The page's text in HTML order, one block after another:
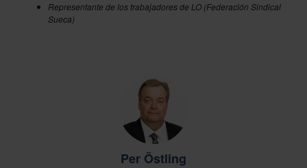
Representante de los trabajadores de LO (Federación Sindical
Sueca)
Per Östling